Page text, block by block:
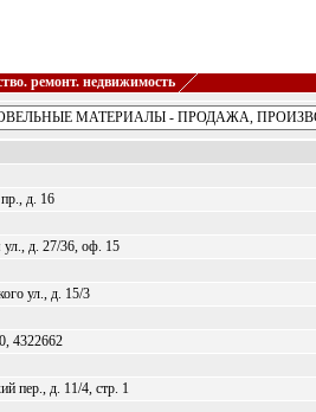
ремонт. недвижимость
д. 16
д. 27/36, оф. 15
ул., д. 15/3
4322662
пер., д. 11/4, стр. 1